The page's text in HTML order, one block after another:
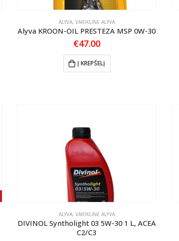
ALYVA, VARIKLINĖ ALYVA
Alyva KROON-OIL PRESTEZA MSP 0W-30
€47.00
Į KREPŠELĮ
ALYVA, VARIKLINĖ ALYVA
DIVINOL Syntholight 03 5W-30 1 L, ACEA
C2/C3